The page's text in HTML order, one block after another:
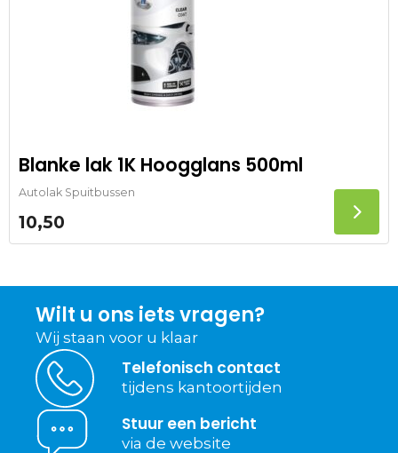
Blanke lak 1K Hoogglans 500ml
Autolak Spuitbussen
10,50
Wilt u ons iets vragen?
Wij staan voor u klaar
Telefonisch contact
tijdens kantoortijden
Stuur een bericht
via de website